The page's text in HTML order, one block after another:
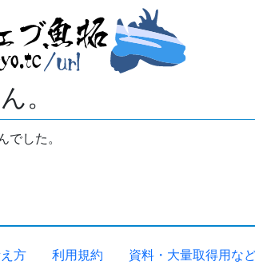
。
でした。
方 利用規約 資料・大量取得用な